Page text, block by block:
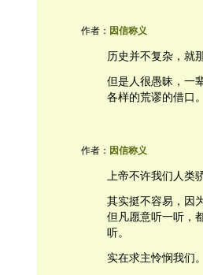
作者： 因信称义
历史并不复杂，就
但是人很愚昧，一
各样的荒谬的借口。
作者： 因信称义
上帝不许我们人类
其实挺不容易，因
但凡愿意听一听，
听。
实在求主怜悯我们。